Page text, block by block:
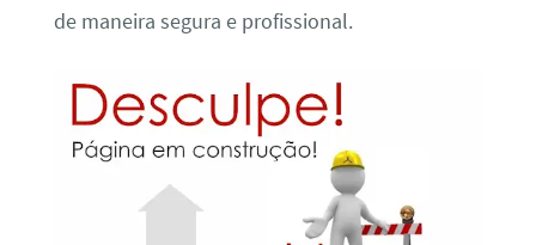
de maneira segura e profissional.